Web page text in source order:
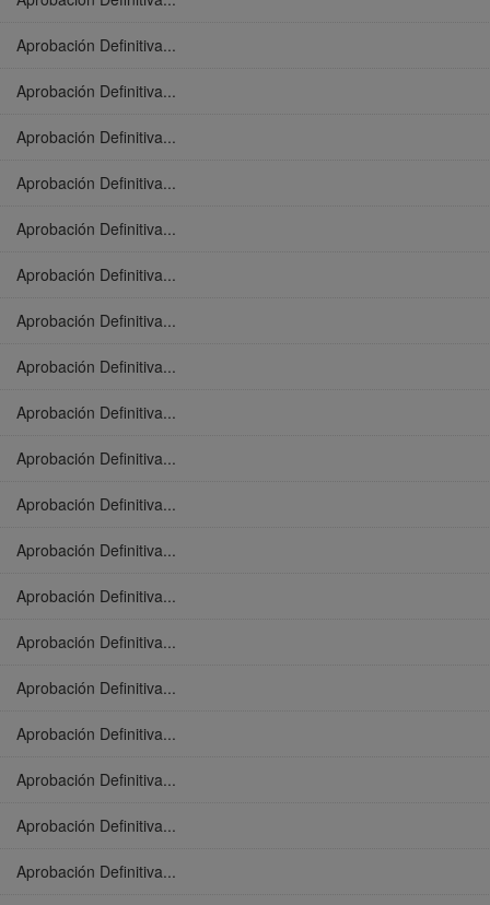
Aprobación Definitiva...
Aprobación Definitiva...
Aprobación Definitiva...
Aprobación Definitiva...
Aprobación Definitiva...
Aprobación Definitiva...
Aprobación Definitiva...
Aprobación Definitiva...
Aprobación Definitiva...
Aprobación Definitiva...
Aprobación Definitiva...
Aprobación Definitiva...
Aprobación Definitiva...
Aprobación Definitiva...
Aprobación Definitiva...
Aprobación Definitiva...
Aprobación Definitiva...
Aprobación Definitiva...
Aprobación Definitiva...